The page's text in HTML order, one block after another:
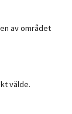
av området
välde.